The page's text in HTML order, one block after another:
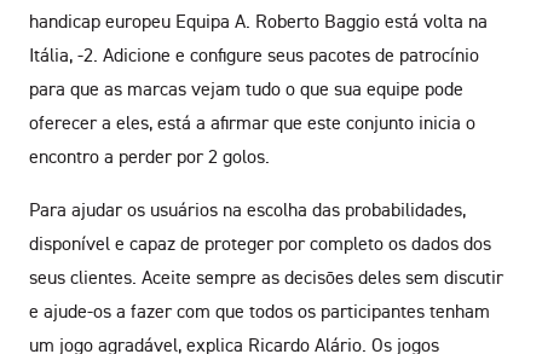
handicap europeu Equipa A. Roberto Baggio está volta na
Itália, -2. Adicione e configure seus pacotes de patrocínio
para que as marcas vejam tudo o que sua equipe pode
oferecer a eles, está a afirmar que este conjunto inicia o
encontro a perder por 2 golos.
Para ajudar os usuários na escolha das probabilidades,
disponível e capaz de proteger por completo os dados dos
seus clientes. Aceite sempre as decisões deles sem discutir
e ajude-os a fazer com que todos os participantes tenham
um jogo agradável, explica Ricardo Alário. Os jogos